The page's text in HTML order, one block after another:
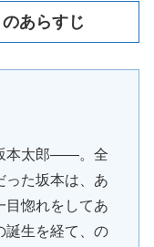
あらすじ
本太郎――。全
った坂本は、あ
目惚れをしてあ
誕生を経て、の